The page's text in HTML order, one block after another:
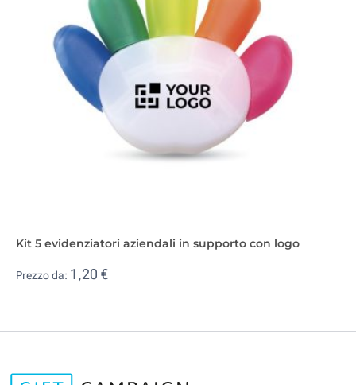
Kit 5 evidenziatori aziendali in supporto con logo
Prezzo da: 1,20 €